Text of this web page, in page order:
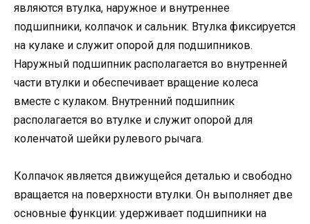
являются втулка, наружное и внутреннее
подшипники, колпачок и сальник. Втулка фиксируется
на кулаке и служит опорой для подшипников.
Наружный подшипник располагается во внутренней
части втулки и обеспечивает вращение колеса
вместе с кулаком. Внутренний подшипник
располагается во втулке и служит опорой для
коленчатой шейки рулевого рычага.
Колпачок является движущейся деталью и свободно
вращается на поверхности втулки. Он выполняет две
основные функции: удерживает подшипники на